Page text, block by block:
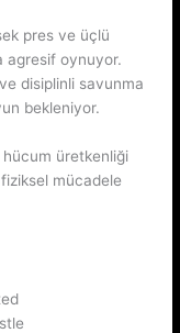
pres ve üçlü
agresif oynuyor.
disiplinli savunma
bekleniyor.
hücum üretkenliği
mücadele